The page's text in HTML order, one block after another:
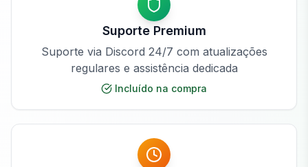
Suporte Premium
Suporte via Discord 24/7 com atualizações
regulares e assistência dedicada
Incluído na compra